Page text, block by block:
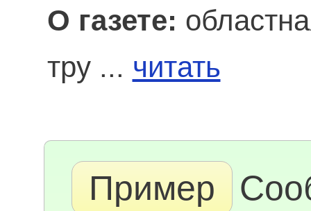
О газете:
тру ... читать
Пример